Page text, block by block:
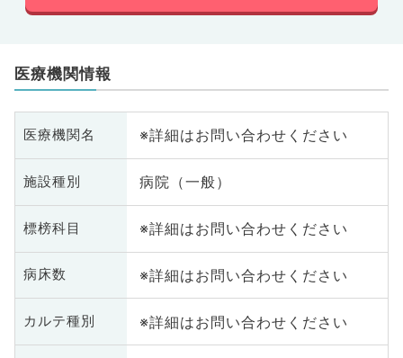
医療機関情報
医療機関名 ※詳細はお問い合わせください
施設種別 病院（一般）
標榜科目 ※詳細はお問い合わせください
病床数 ※詳細はお問い合わせください
カルテ種別 ※詳細はお問い合わせください